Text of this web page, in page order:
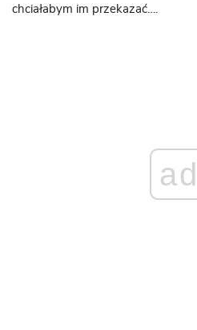
chciałabym im przekazać….
ad